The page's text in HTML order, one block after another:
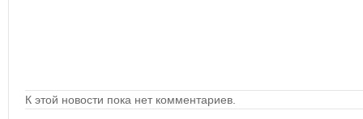
К этой новости пока нет комментариев.